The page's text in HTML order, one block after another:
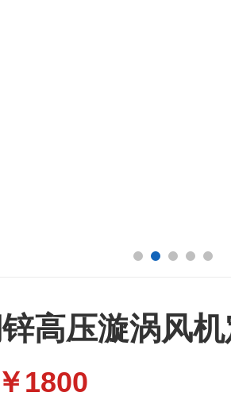
高压漩涡风
￥1800